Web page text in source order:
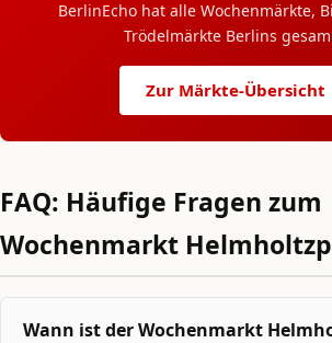
BerlinEcho hat alle Wochenmärkte,
Trödelmärkte Berlins
Zur Märkte-Übersicht
FAQ: Häufige Fragen zum
Wochenmarkt
Wann ist der Wochenmarkt